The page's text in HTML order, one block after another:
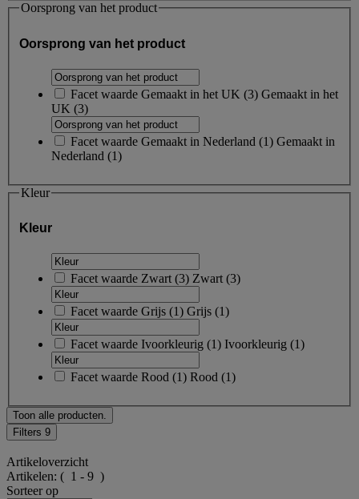
Oorsprong van het product
Oorsprong van het product
Facet waarde Gemaakt in het UK (3) Gemaakt in het
UK (3)
Facet waarde Gemaakt in Nederland (1) Gemaakt in
Nederland (1)
Kleur
Kleur
Facet waarde Zwart (3) Zwart (3)
Facet waarde Grijs (1) Grijs (1)
Facet waarde Ivoorkleurig (1) Ivoorkleurig (1)
Facet waarde Rood (1) Rood (1)
Toon alle producten.
Filters 9
Artikeloverzicht
Artikelen: ( 1 - 9 )
Sorteer op